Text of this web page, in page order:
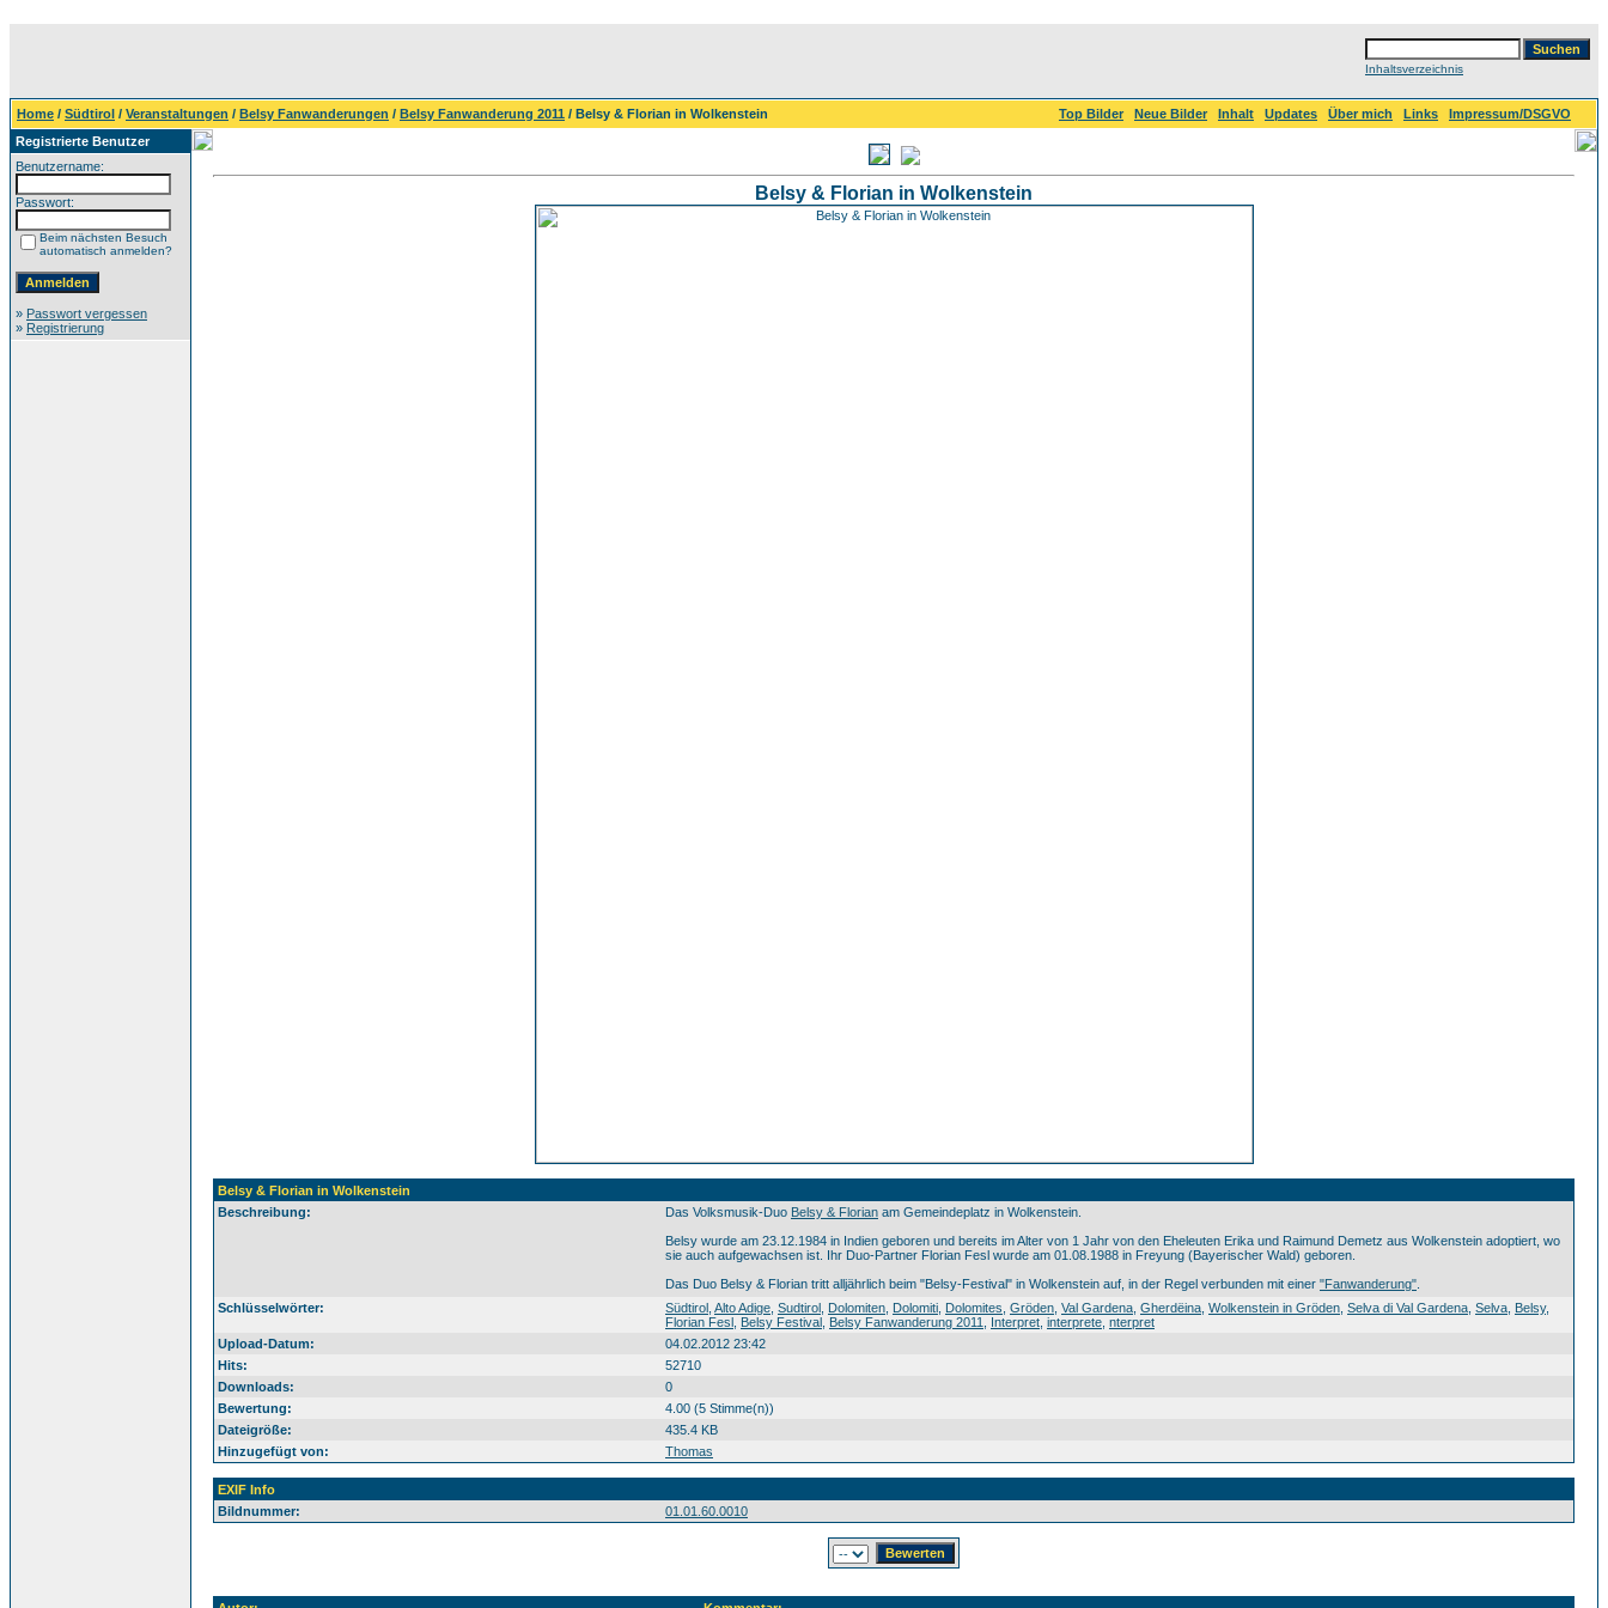
Inhaltsverzeichnis
Home / Südtirol / Veranstaltungen / Belsy Fanwanderungen / Belsy Fanwanderung 2011 / Belsy & Florian in Wolkenstein Top Bilder Neue Bilder Inhalt Updates Über mich Links
Impressum/DSGVO
Registrierte Benutzer
Benutzername:
Passwort:
Beim nächsten Besuch
automatisch anmelden?
» Passwort vergessen
» Registrierung
Belsy & Florian in Wolkenstein
Belsy & Florian in Wolkenstein
Beschreibung:
Das Volksmusik-Duo Belsy & Florian am Gemeindeplatz in Wolkenstein.
Belsy wurde am 23.12.1984 in Indien geboren und bereits im Alter von 1 Jahr von den Eheleuten Erika und Raimund Demetz aus Wolkenstein adoptiert, wo
sie auch aufgewachsen ist. Ihr Duo-Partner Florian Fesl wurde am 01.08.1988 in Freyung (Bayerischer Wald) geboren.
Das Duo Belsy & Florian tritt alljährlich beim "Belsy-Festival" in Wolkenstein auf, in der Regel verbunden mit einer "Fanwanderung"
Schlüsselwörter: Südtirol Alto Adige Sudtirol Dolomiten Dolomiti Dolomites Gröden Val Gardena Gherdëina Wolkenstein in Gröden Selva di Val Gardena Selva Belsy,
Florian Fesl Belsy Festival Belsy Fanwanderung 2011 Interpret interprete nterpret
Upload-Datum:
04.02.2012 23:42
Hits:
52710
Downloads:
0
Bewertung:
4.00 (5 Stimme(n))
Dateigröße:
435.4 KB
Hinzugefügt von:
Thomas
EXIF Info
Bildnummer:
01.01.60.0010